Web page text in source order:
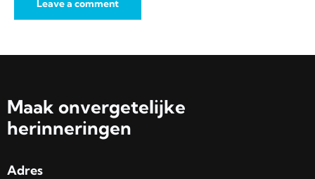
Maak onvergetelijke
herinneringen
Adres